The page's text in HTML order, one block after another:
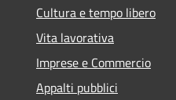
Cultura e tempo libero
Vita lavorativa
Imprese e Commercio
Appalti pubblici